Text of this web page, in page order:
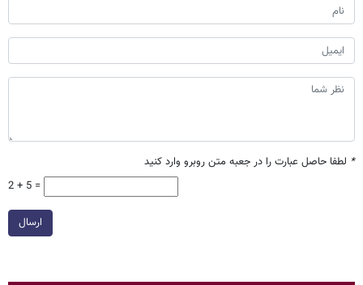
* لطفا حاصل عبارت را در جعبه متن روبرو وارد کنید
2 + 5 =
ارسال